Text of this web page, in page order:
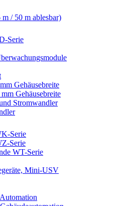
/ 50 m ablesbar)
Serie
Gehäusebreite
Gehäusebreite
Stromwandler
Serie
Serie
WT-Serie
Mini-USV